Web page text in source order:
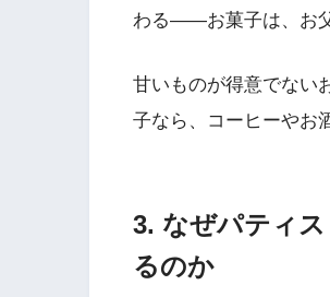
わる——お菓子は、お父
甘いものが得意でない
子なら、コーヒーやお
3. なぜパティ
るのか